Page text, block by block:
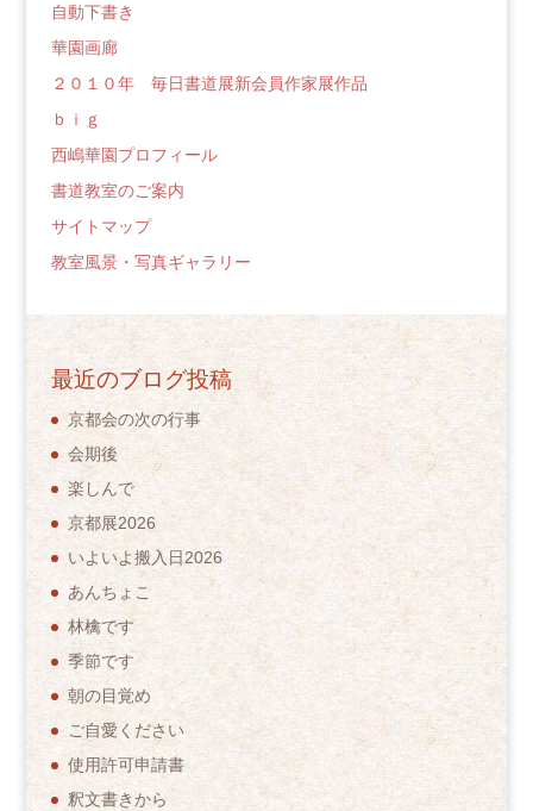
自動下書き
華園画廊
２０１０年 毎日書道展新会員作家展作品
ｂｉｇ
西嶋華園プロフィール
書道教室のご案内
サイトマップ
教室風景・写真ギャラリー
最近のブログ投稿
京都会の次の行事
会期後
楽しんで
京都展2026
いよいよ搬入日2026
あんちょこ
林檎です
季節です
朝の目覚め
ご自愛ください
使用許可申請書
釈文書きから